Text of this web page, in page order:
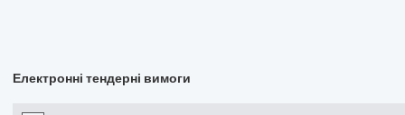
Електронні тендерні вимоги